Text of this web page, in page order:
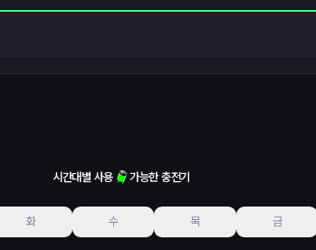
시간대별 사용 가능한 충전기
화 수 목 금